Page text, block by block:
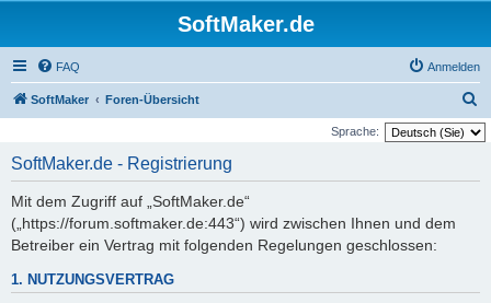
SoftMaker.de
FAQ Anmelden
SoftMaker Foren-Übersicht
u
Sprache:
SoftMaker.de - Registrierung
Mit dem Zugriff auf „SoftMaker.de“
(„https://forum.softmaker.de:443“) wird zwischen Ihnen und dem
Betreiber ein Vertrag mit folgenden Regelungen geschlossen:
1. NUTZUNGSVERTRAG